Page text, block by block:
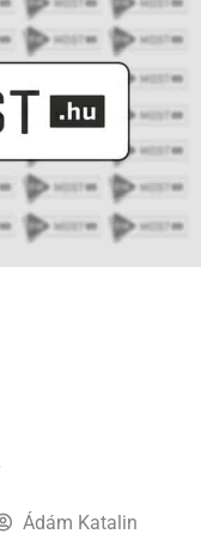
Ádám Katalin